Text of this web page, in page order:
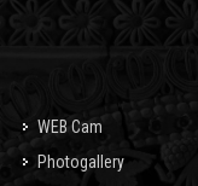
WEB Cam
Photogallery